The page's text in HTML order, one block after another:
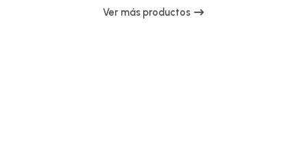
Ver más productos